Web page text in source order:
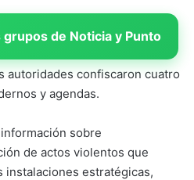
de Noticia y Punto
autoridades confiscaron cuatro
y agendas.
sobre
de actos violentos que
instalaciones estratégicas,